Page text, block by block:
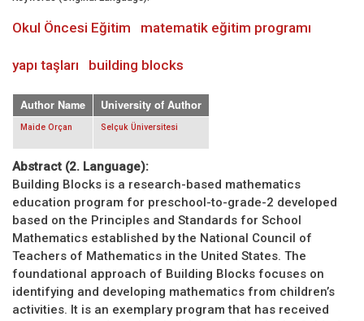
Okul Öncesi Eğitim matematik eğitim programı
yapı taşları building blocks
Author Name University of Author
Maide Orçan Selçuk Üniversitesi
Abstract (2. Language):
Building Blocks is a research-based mathematics
education program for preschool-to-grade-2 developed
based on the Principles and Standards for School
Mathematics established by the National Council of
Teachers of Mathematics in the United States. The
foundational approach of Building Blocks focuses on
identifying and developing mathematics from children’s
activities. It is an exemplary program that has received